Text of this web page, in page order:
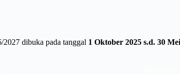
dibuka pada tanggal 1 Oktober 2025 s.d. 30